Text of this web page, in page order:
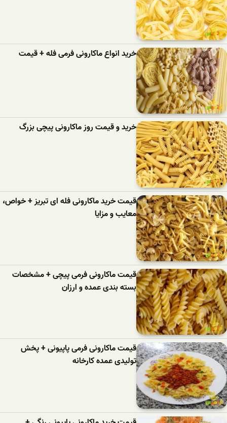
خرید انواع ماکارونی فرمی فله + قیمت
خرید و قیمت روز ماکارونی پیچی بزرگ
قیمت خرید ماکارونی فله ای تبریز + خواص،
معایب و مزایا
قیمت ماکارونی فرمی پیچی + مشخصات
بسته بندی عمده و ارزان
قیمت ماکارونی فرمی پاپیونی + پخش
تولیدی عمده کارخانه